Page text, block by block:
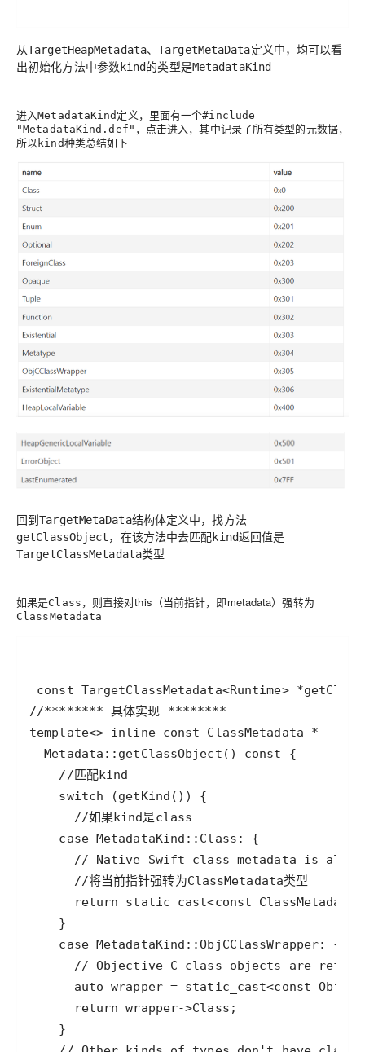
从TargetHeapMetadata、TargetMetaData定义中，均可以看
出初始化方法中参数kind的类型是MetadataKind
进入MetadataKind 定义，里面有一个#include
"MetadataKind.def" ，点击进入，其中记录了所有类型的元数据，
所以 kind种类总结如下
回到TargetMetaData结构体定义中，找方法
getClassObject，在该方法中去匹配kind返回值是
TargetClassMetadata类型
如果是Class ，则直接对this（当前指针，即metadata）强转为
ClassMetadata